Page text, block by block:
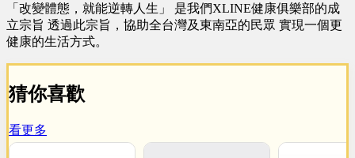
「改變體態，就能逆轉人生」 是我們XLINE健康俱樂部的成
立宗旨 透過此宗旨，協助全台灣及東南亞的民眾 實現一個更
健康的生活方式。
猜你喜歡
看更多